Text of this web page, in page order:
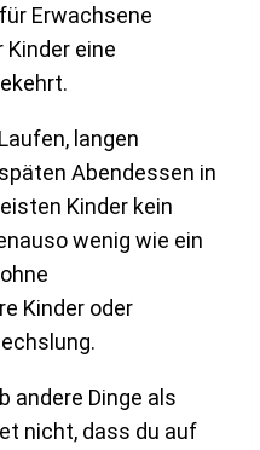
Erwachsene
eine
langen
Abendessen in
Kinder kein
wenig wie ein
Kinder oder
andere Dinge als
nicht, dass du auf